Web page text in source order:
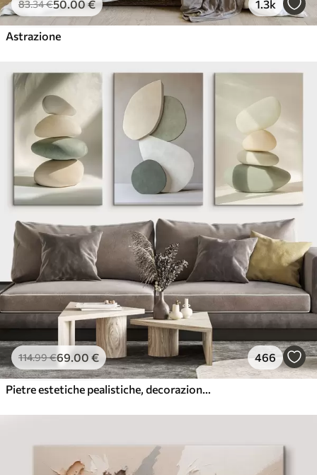
83.34€50.00€ 1.3k
Astrazione
114.99€69.00 € 466
Pietre estetiche pealistiche, decorazione della casa, illuminazione naturale